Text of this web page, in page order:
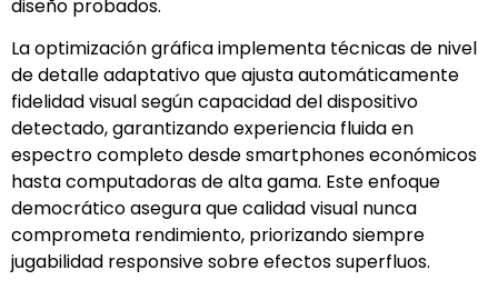
diseño probados.
La optimización gráfica implementa técnicas de nivel
de detalle adaptativo que ajusta automáticamente
fidelidad visual según capacidad del dispositivo
detectado, garantizando experiencia fluida en
espectro completo desde smartphones económicos
hasta computadoras de alta gama. Este enfoque
democrático asegura que calidad visual nunca
comprometa rendimiento, priorizando siempre
jugabilidad responsive sobre efectos superfluos.